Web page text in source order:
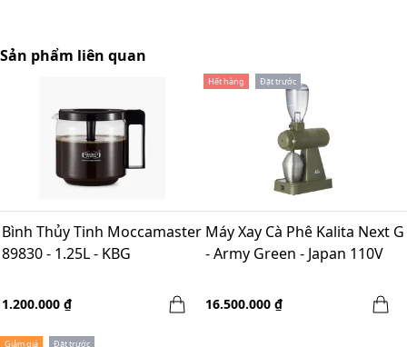
Sản phẩm liên quan
Bình Thủy Tinh Moccamaster
89830 - 1.25L - KBG
1.200.000 ₫
Hết hàng Đặt trước
Máy Xay Cà Phê Kalita Next G
- Army Green - Japan 110V
16.500.000 ₫
Giảm giá Đặt trước